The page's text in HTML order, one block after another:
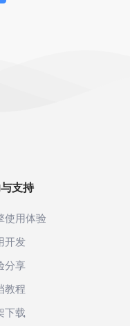
支持
使用体验
开发
分享
教程
下载